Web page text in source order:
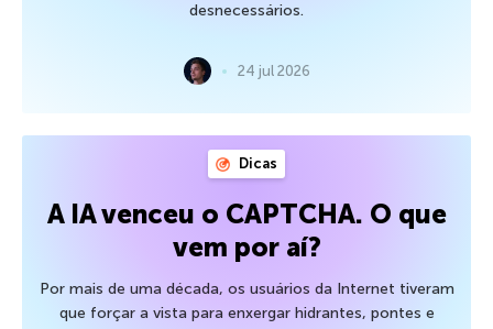
desnecessários.
24 jul 2026
Dicas
A IA venceu o CAPTCHA. O que
vem por aí?
Por mais de uma década, os usuários da Internet tiveram
que forçar a vista para enxergar hidrantes, pontes e